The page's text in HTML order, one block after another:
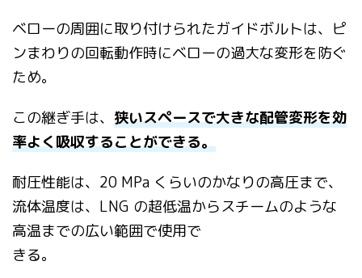
ベローの周囲に取り付けられたガイドボルトは、ピ
ンまわりの回転動作時にベローの過大な変形を防ぐ
ため。
この継ぎ手は、 狭いスペースで大きな配管変形を効
率よく吸収することができる。
耐圧性能は、20 MPa くらいのかなりの高圧まで、
流体温度は、LNG の超低温からスチームのような
高温までの広い範囲で使用で
きる。